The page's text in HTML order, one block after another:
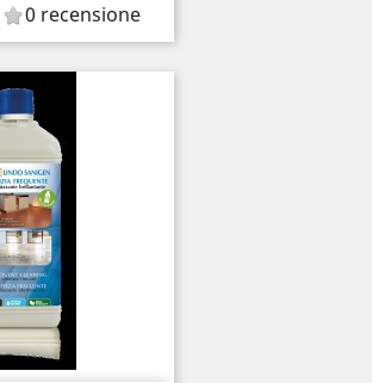
0 recensione